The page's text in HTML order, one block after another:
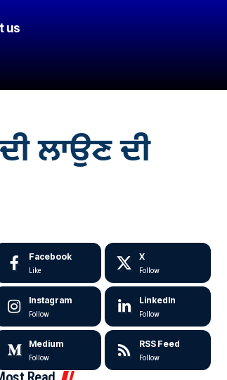
us
ਲਾਉਣ ਦੀ
Facebook
Like
X
Follow
Instagram
Follow
LinkedIn
Follow
Medium
Follow
RSS Feed
Follow